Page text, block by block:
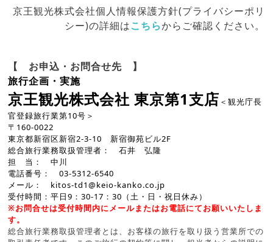
京王観光株式会社個人情報保護方針(プライバシーポリ
シー)の​​詳細はこちらからご確認ください。
【 お申込・お問合せ先 】
旅行企画・実施
京王観光株式会社 東京第1支店 ＜観光庁長
官登録旅行業第10号＞
〒160-0022
東京都新宿区新宿2-3-10 新宿御苑ビル2F
総合旅行業務取扱管理者： 石井 弘隆
担 当： 中川
電話番号： 03-5312-6540
メール： kitos-td1@keio-kanko.co.jp
受付時間：平日9：30-17：30（土・日・祝日休み）
※お問合せは受付時間内にメールまたはお電話にてお願いいたしま
す。
総合旅行業務取扱管理者とは、お客様の旅行を取り扱う営業所での